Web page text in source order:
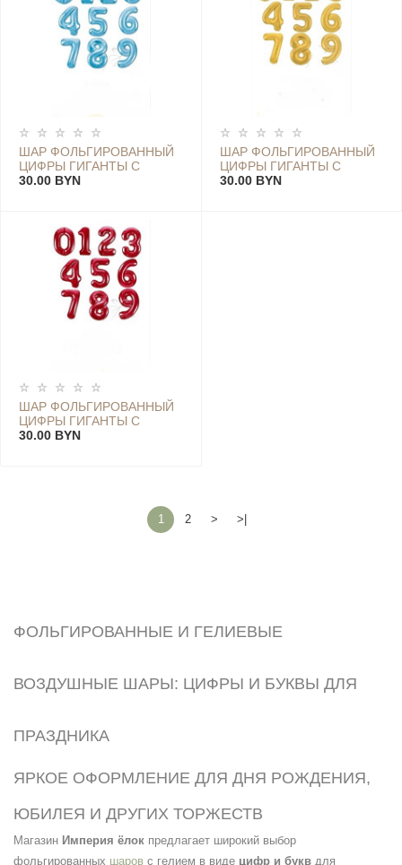
ШАР ФОЛЬГИРОВАННЫЙ
ЦИФРЫ ГИГАНТЫ С
ГЕЛИЕМ ГОЛУБОГО
30.00 BYN
ШАР ФОЛЬГИРОВАННЫЙ
ЦИФРЫ ГИГАНТЫ С
ГЕЛИЕМ
30.00 BYN
ШАР ФОЛЬГИРОВАННЫЙ
ЦИФРЫ ГИГАНТЫ С
ГЕЛИЕМ КРАСНОГО
30.00 BYN
1 2 > >|
ФОЛЬГИРОВАННЫЕ И ГЕЛИЕВЫЕ
ВОЗДУШНЫЕ ШАРЫ: ЦИФРЫ И БУКВЫ ДЛЯ
ПРАЗДНИКА
ЯРКОЕ ОФОРМЛЕНИЕ ДЛЯ ДНЯ РОЖДЕНИЯ,
ЮБИЛЕЯ И ДРУГИХ ТОРЖЕСТВ
Магазин Империя ёлок предлагает широкий выбор
фольгированных шаров с гелием в виде цифр и букв для